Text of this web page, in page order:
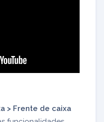
> Frente de caixa